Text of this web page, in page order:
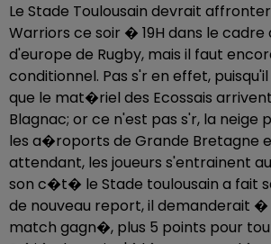
Le Stade Toulousain devrait
Warriors ce soir � 19H dans le cadre
d'europe de Rugby, mais il faut
conditionnel. Pas s'r en effet,
que le mat�riel des Ecossais
Blagnac; or ce n'est pas s'r, la neige
les a�roports de Grande Bretagne
attendant, les joueurs s'entrainent
son c�t� le Stade toulousain a fait
de nouveau report, il demanderait �
match gagn�, plus 5 points pour